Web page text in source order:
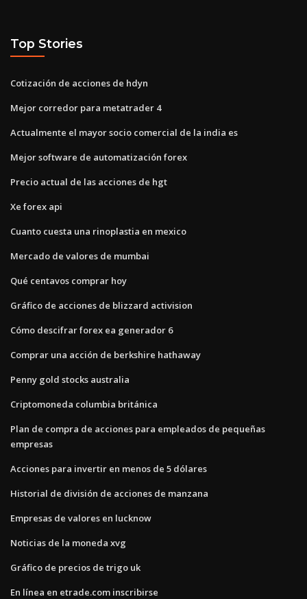
Top Stories
Cotización de acciones de hdyn
Mejor corredor para metatrader 4
Actualmente el mayor socio comercial de la india es
Mejor software de automatización forex
Precio actual de las acciones de hgt
Xe forex api
Cuanto cuesta una rinoplastia en mexico
Mercado de valores de mumbai
Qué centavos comprar hoy
Gráfico de acciones de blizzard activision
Cómo descifrar forex ea generador 6
Comprar una acción de berkshire hathaway
Penny gold stocks australia
Criptomoneda columbia británica
Plan de compra de acciones para empleados de pequeñas
empresas
Acciones para invertir en menos de 5 dólares
Historial de división de acciones de manzana
Empresas de valores en lucknow
Noticias de la moneda xvg
Gráfico de precios de trigo uk
En línea en etrade.com inscribirse